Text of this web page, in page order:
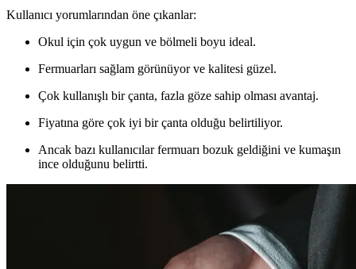
Kullanıcı yorumlarından öne çıkanlar:
Okul için çok uygun ve bölmeli boyu ideal.
Fermuarları sağlam görünüyor ve kalitesi güzel.
Çok kullanışlı bir çanta, fazla göze sahip olması avantaj.
Fiyatına göre çok iyi bir çanta olduğu belirtiliyor.
Ancak bazı kullanıcılar fermuarı bozuk geldiğini ve kumaşın
ince olduğunu belirtti.